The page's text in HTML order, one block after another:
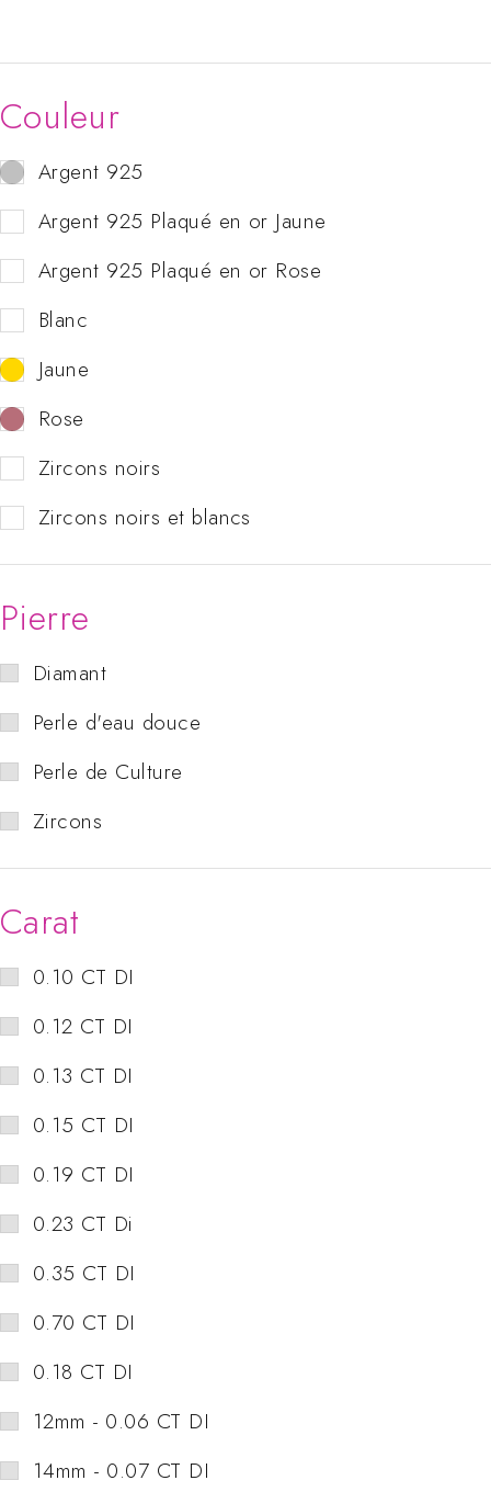
Couleur
Argent 925
Argent 925 Plaqué en or Jaune
Argent 925 Plaqué en or Rose
Blanc
Jaune
Rose
Zircons noirs
Zircons noirs et blancs
Pierre
Diamant
Perle d'eau douce
Perle de Culture
Zircons
Carat
0.10 CT DI
0.12 CT DI
0.13 CT DI
0.15 CT DI
0.19 CT DI
0.23 CT Di
0.35 CT DI
0.70 CT DI
0.18 CT DI
12mm - 0.06 CT DI
14mm - 0.07 CT DI